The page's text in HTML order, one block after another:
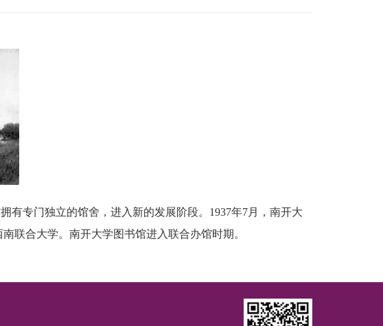
有专门独立的馆舍，进入新的发展阶段。 1937年7月，南开大
联合大学。南开大学图书馆进入联合办馆时期。